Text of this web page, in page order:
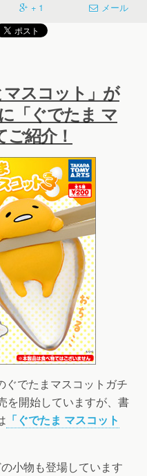
+ 1 メール
マスコット」が
「ぐでたま マ
紹介！
ぐでたまマスコットガチ
を開始していますが、書
「ぐでたま マスコット
小物も登場しています